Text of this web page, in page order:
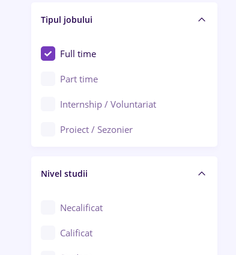
Arad
Baia Mare
Bârlad
Bistrița (Bistrița-Năsăud)
Asigurări
Au pair / Babysitter / Curățenie
Audit / Consultanță
Auto / Echipamente
Automatizări
Cercetare - dezvoltare
Chimie / Biochimie
Confecții / Design vestimentar
Tipul jobului
Full time
Part time
Internship / Voluntariat
Proiect / Sezonier
Nivel studii
Necalificat
Calificat